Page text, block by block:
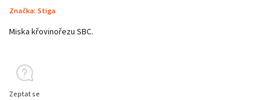
Značka: Stiga
Miska křovinořezu SBC.
Zeptat se